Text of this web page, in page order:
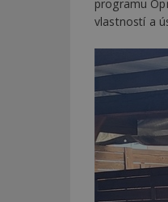
programu
vlastností a